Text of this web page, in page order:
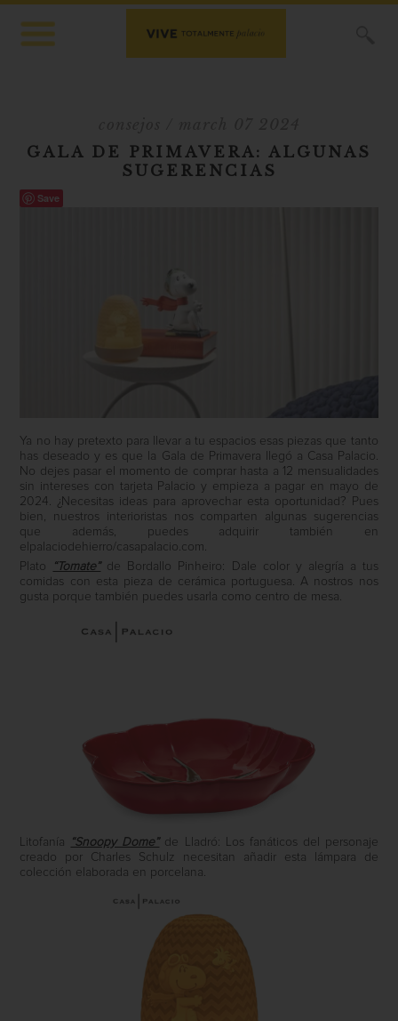
GALA DE PRIMAVERA: ALGUNAS
SUGERENCIAS
Save
Ya no hay pretexto para llevar a tu espacios esas piezas que tanto
has deseado y es que la Gala de Primavera llegó a Casa Palacio.
No dejes pasar el momento de comprar hasta a 12 mensualidades
sin intereses con tarjeta Palacio y empieza a pagar en mayo de
2024. ¿Necesitas ideas para aprovechar esta oportunidad? Pues
bien, nuestros interioristas nos comparten algunas sugerencias
que además, puedes adquirir también en
elpalaciodehierro/casapalacio.com.
Plato
“Tomate”de Bordallo Pinheiro: Dale color y alegría a tus
comidas con esta pieza de cerámica portuguesa. A nostros nos
gusta porque también puedes usarla como centro de mesa.
Litofanía “Snoopy Dome”de Lladró: Los fanáticos del personaje
creado por Charles Schulz necesitan añadir esta lámpara de
colección elaborada en porcelana.